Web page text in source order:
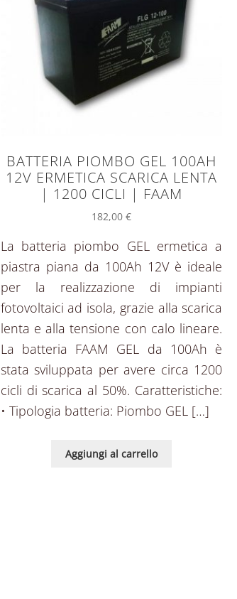
BATTERIA PIOMBO GEL 100AH
12V ERMETICA SCARICA LENTA
| 1200 CICLI | FAAM
182,00 €
La batteria piombo GEL ermetica a
piastra piana da 100Ah 12V è ideale
per la realizzazione di impianti
fotovoltaici ad isola, grazie alla scarica
lenta e alla tensione con calo lineare.
La batteria FAAM GEL da 100Ah è
stata sviluppata per avere circa 1200
cicli di scarica al 50%. Caratteristiche:
• Tipologia batteria: Piombo GEL […]
Aggiungi al carrello